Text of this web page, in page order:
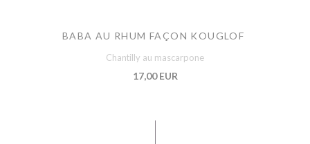
BABA AU RHUM FAÇON KOUGLOF
Chantilly au mascarpone
17,00 EUR